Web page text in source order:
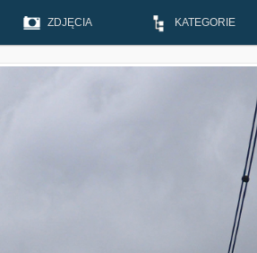
ZDJĘCIA KATEGORIE